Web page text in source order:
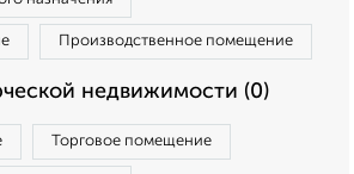
Производственное помещение
недвижимости (0)
Торговое помещение